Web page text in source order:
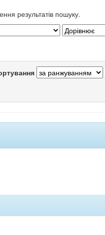
результатів пошуку.